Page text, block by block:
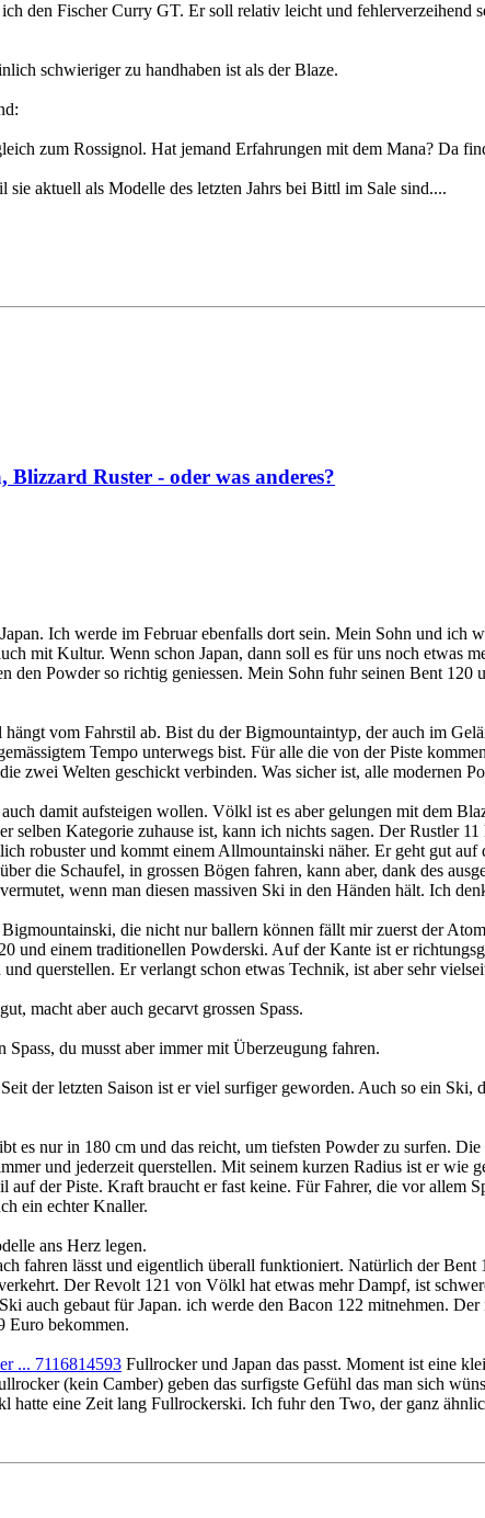
den Fischer Curry GT. Er soll relativ leicht und fehlerverzeihend
schwieriger zu handhaben ist als der Blaze.
zum Rossignol. Hat jemand Erfahrungen mit dem Mana? Da
aktuell als Modelle des letzten Jahrs bei Bittl im Sale sind....
Ruster - oder was anderes?
Ich werde im Februar ebenfalls dort sein. Mein Sohn und ich
mit Kultur. Wenn schon Japan, dann soll es für uns noch etwas
Powder so richtig geniessen. Mein Sohn fuhr seinen Bent 120
vom Fahrstil ab. Bist du der Bigmountaintyp, der auch im
Tempo unterwegs bist. Für alle die von der Piste
zwei Welten geschickt verbinden. Was sicher ist, alle modernen
damit aufsteigen wollen. Völkl ist es aber gelungen mit dem
selben Kategorie zuhause ist, kann ich nichts sagen. Der Rustler
robuster und kommt einem Allmountainski näher. Er geht gut
die Schaufel, in grossen Bögen fahren, kann aber, dank des
wenn man diesen massiven Ski in den Händen hält. Ich
die nicht nur ballern können fällt mir zuerst der
und einem traditionellen Powderski. Auf der Kante ist er
querstellen. Er verlangt schon etwas Technik, ist aber sehr
macht aber auch gecarvt grossen Spass.
du musst aber immer mit Überzeugung fahren.
der letzten Saison ist er viel surfiger geworden. Auch so ein Ski,
es nur in 180 cm und das reicht, um tiefsten Powder zu surfen.
und jederzeit querstellen. Mit seinem kurzen Radius ist er wie
der Piste. Kraft braucht er fast keine. Für Fahrer, die vor allem
ein echter Knaller.
ans Herz legen.
fahren lässt und eigentlich überall funktioniert. Natürlich der Bent
Der Revolt 121 von Völkl hat etwas mehr Dampf, ist
auch gebaut für Japan. ich werde den Bacon 122 mitnehmen.
Euro bekommen.
... 7116814593 Fullrocker und Japan das passt. Moment ist eine
(kein Camber) geben das surfigste Gefühl das man sich
hatte eine Zeit lang Fullrockerski. Ich fuhr den Two, der ganz